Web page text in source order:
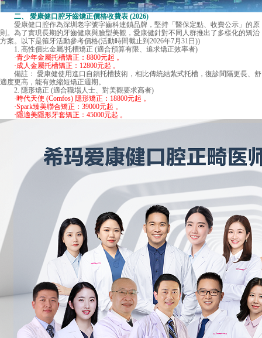
二、 愛康健口腔牙齒矯正價格收費表 (2026)
愛康健口腔作為深圳老字號字齒科連鎖品牌，堅持「醫保定點、收費公示」的原
則。為了實現長期的牙齒健康與臉型美觀，愛康健針對不同人群推出了多樣化的矯治
方案。以下是箍牙活動參考價格(活動時間截止到2026年7月31日))
1. 高性價比金屬/托槽矯正 (適合預算有限、追求矯正效率者)
·青少年金屬托槽矯正：8800元起 。
·成人金屬托槽矯正：12800元起 。
備註： 愛康健使用進口自鎖托槽技術，相比傳統結紮式托槽，復診間隔更長、舒
適度更高，能有效縮短矯正週期。
2. 隱形矯正 (適合職場人士、對美觀要求高者)
·時代天使 (Comfos) 隱形矯正：18800元起 。
·Spark臻美聯合矯正：39000元起 。
·隱適美隱形牙套矯正：45000元起 。